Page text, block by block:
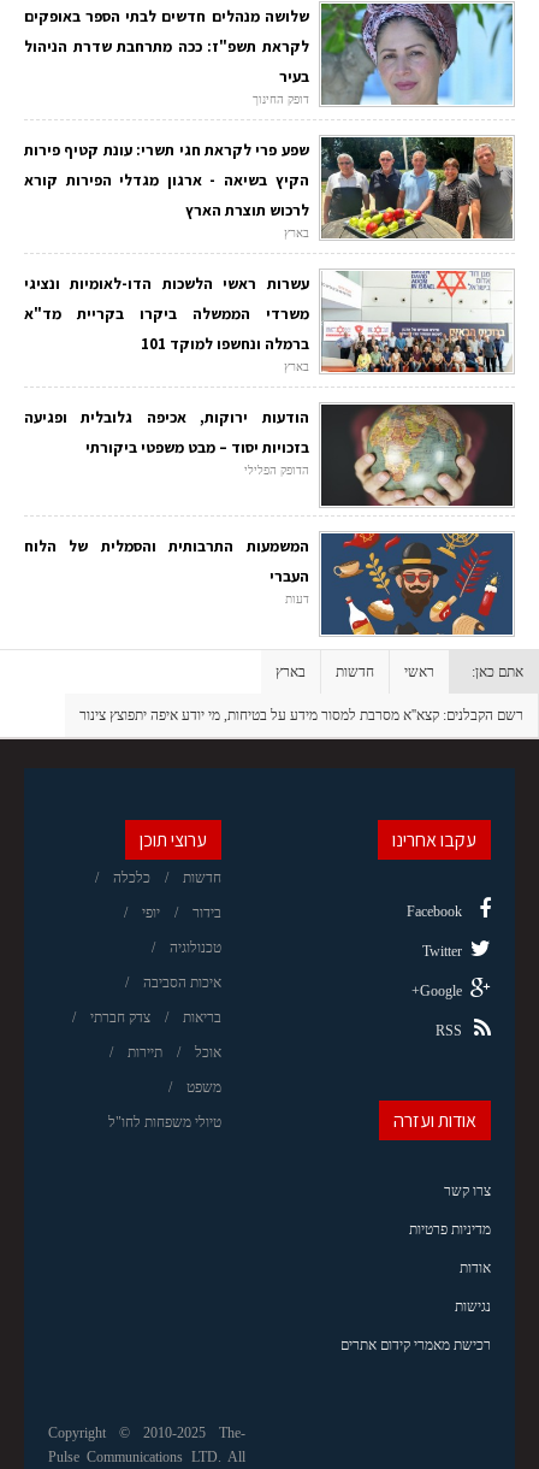
שלושה מנהלים חדשים לבתי הספר באופקים
לקראת תשפ"ז: ככה מתרחבת שדרת הניהול
בעיר
דופק החינוך
שפע פרי לקראת חגי תשרי: עונת קטיף פירות
הקיץ בשיאה - ארגון מגדלי הפירות קורא
לרכוש תוצרת הארץ
בארץ
עשרות ראשי הלשכות הדו-לאומיות ונציגי
משרדי הממשלה ביקרו בקריית מד"א
ברמלה ונחשפו למוקד 101
בארץ
הודעות ירוקות, אכיפה גלובלית ופגיעה
בזכויות יסוד – מבט משפטי ביקורתי
הדופק הפלילי
המשמעות התרבותית והסמלית של הלוח
העברי
דעות
אתם כאן: ראשי חדשות בארץ
רשם הקבלנים: קצא''א מסרבת למסור מידע על בטיחות, מי יודע איפה יתפוצץ צינור
ערוצי תוכן
חדשות כלכלה
בידור יופי
טכנולוגיה
איכות הסביבה
בריאות צדק חברתי
אוכל תיירות
משפט
טיולי משפחות לחו"ל
עקבו אחרינו
Facebook
Twitter
Google+
RSS
אודות ועזרה
צרו קשר
מדיניות פרטיות
אודות
נגישות
רכישת מאמרי קידום אתרים
Copyright © 2010-2025 The-
Pulse Communications LTD. All